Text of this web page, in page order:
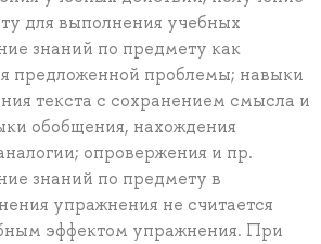
для выполнения учебных
знаний по предмету как
предложенной проблемы; навыки
текста с сохранением смысла и
обобщения, нахождения
опровержения и пр.
знаний по предмету в
упражнения не считается
эффектом упражнения. При